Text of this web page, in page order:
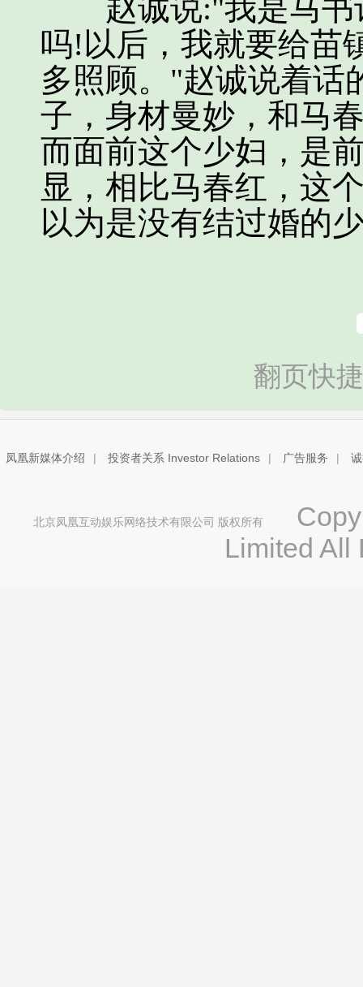
赵诚说:"我是马书
吗!以后，我就要给苗
多照顾。"赵诚说着话
子，身材曼妙，和马
而面前这个少妇，是
显，相比马春红，这
以为是没有结过婚的
翻页快
凤凰新媒体介绍 | 投资者关系 Investor Relations | 广告服务 |
北京凤凰互动娱乐网络技术有限公司 版权所有
Limited All